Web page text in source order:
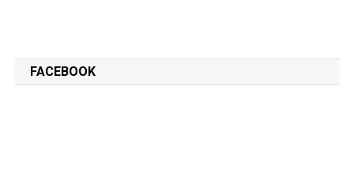
FACEBOOK